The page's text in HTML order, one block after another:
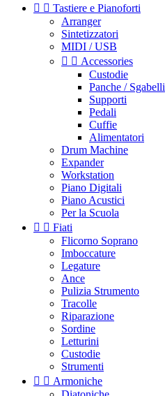
  Tastiere e Pianoforti
Arranger
Sintetizzatori
MIDI / USB
  Accessories
Custodie
Panche / Sgabelli
Supporti
Pedali
Cuffie
Alimentatori
Drum Machine
Expander
Workstation
Piano Digitali
Piano Acustici
Per la Scuola
  Fiati
Flicorno Soprano
Imboccature
Legature
Ance
Pulizia Strumento
Tracolle
Riparazione
Sordine
Letturini
Custodie
Strumenti
  Armoniche